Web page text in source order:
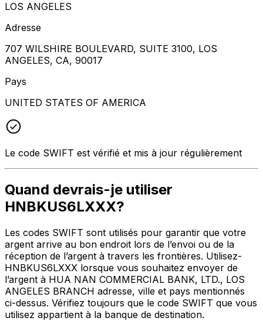
LOS ANGELES
Adresse
707 WILSHIRE BOULEVARD, SUITE 3100, LOS
ANGELES, CA, 90017
Pays
UNITED STATES OF AMERICA
Le code SWIFT est vérifié et mis à jour régulièrement
Quand devrais-je utiliser
HNBKUS6LXXX?
Les codes SWIFT sont utilisés pour garantir que votre
argent arrive au bon endroit lors de l’envoi ou de la
réception de l’argent à travers les frontières. Utilisez-
HNBKUS6LXXX lorsque vous souhaitez envoyer de
l’argent à HUA NAN COMMERCIAL BANK, LTD., LOS
ANGELES BRANCH adresse, ville et pays mentionnés
ci-dessus. Vérifiez toujours que le code SWIFT que vous
utilisez appartient à la banque de destination.